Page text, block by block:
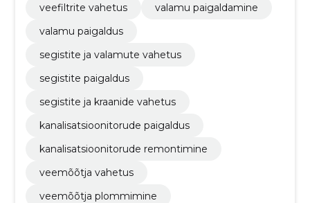
veefiltrite vahetus
valamu paigaldamine
valamu paigaldus
segistite ja valamute vahetus
segistite paigaldus
segistite ja kraanide vahetus
kanalisatsioonitorude paigaldus
kanalisatsioonitorude remontimine
veemõõtja vahetus
veemõõtja plommimine